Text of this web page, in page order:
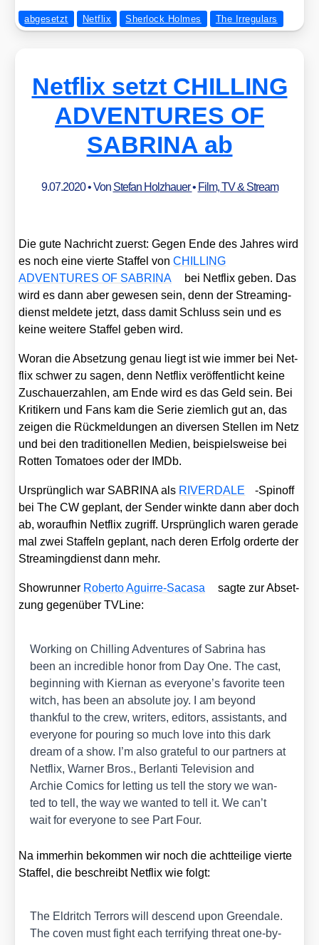
abgesetzt Netflix Sherlock Holmes The Irregulars
Netflix setzt CHILLING
ADVENTURES OF
SABRINA ab
9.07.2020• Von Stefan Holzhauer• Film, TV & Stream
Die gute Nach­richt zuerst: Gegen Ende des Jah­res wird
es noch eine vier­te Staf­fel vonCHILLING
ADVENTURES OF SABRINA
bei Net­flix geben. Das
wird es dann aber gewe­sen sein, denn der Strea­ming­
dienst mel­de­te jetzt, dass damit Schluss sein und es
kei­ne wei­te­re Staf­fel geben wird.
Wor­an die Abset­zung genau liegt ist wie immer bei Net­
flix schwer zu sagen, denn Net­flix ver­öf­fent­licht kei­ne
Zuschau­er­zah­len, am Ende wird es das Geld sein. Bei
Kri­ti­kern und Fans kam die Serie ziem­lich gut an, das
zei­gen die Rück­mel­dun­gen an diver­sen Stel­len im Netz
und bei den tra­di­tio­nel­len Medi­en, bei­spiels­wei­se bei
Rot­ten Toma­toes oder der IMDb.
Ursprüng­lich war SABRINA als RIVERDALE
-Spin­off
bei The CW geplant, der Sen­der wink­te dann aber doch
ab, wor­auf­hin Net­flix zugriff. Ursprüng­lich waren gera­de
mal zwei Staf­feln geplant, nach deren Erfolg order­te der
Strea­ming­dienst dann mehr.
Show­run­ner Rober­to Aguir­re-Saca­sa
sag­te zur Abset­
zung gegen­über TVLi­ne:
Working onChil­ling Adven­tures of Sabri­na has
been an incre­di­ble honor from Day One. The cast,
begin­ning with Kier­nan as everyone’s favo­ri­te teen
witch, has been an abso­lu­te joy. I am bey­ond
thank­ful to the crew, wri­ters, edi­tors, assistants, and
ever­yo­ne for pou­ring so much love into this dark
dream of a show. I’m also gra­teful to our part­ners at
Net­flix, War­ner Bros., Ber­lan­ti Tele­vi­si­on and
Archie Comics for let­ting us tell the sto­ry we wan­
ted to tell, the way we wan­ted to tell it. We can’t
wait for ever­yo­ne to see Part Four.
Na immer­hin bekom­men wir noch die acht­tei­li­ge vier­te
Staf­fel, die beschreibt Net­flix wie folgt:
The Eldritch Ter­rors will des­cend upon Greend­a­le.
The coven must fight each ter­ri­fy­ing thre­at one-by-